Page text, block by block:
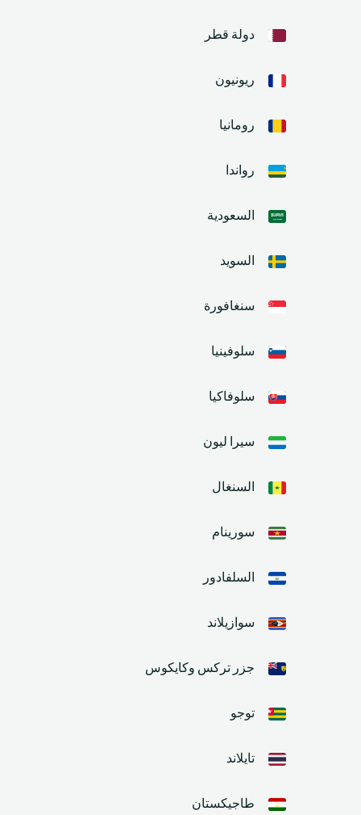
دولة قطر
ريونيون
رومانيا
رواندا
السعودية
السويد
سنغافورة
سلوفينيا
سلوفاكيا
سيرا ليون
السنغال
سورينام
السلفادور
سوازيلاند
جزر تركس وكايكوس
توجو
تايلاند
طاجيكستان